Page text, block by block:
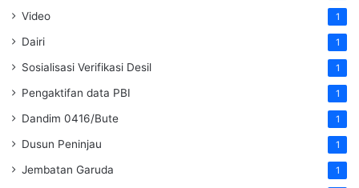
Video 1
Dairi 1
Sosialisasi Verifikasi Desil 1
Pengaktifan data PBI 1
Dandim 0416/Bute 1
Dusun Peninjau 1
Jembatan Garuda 1